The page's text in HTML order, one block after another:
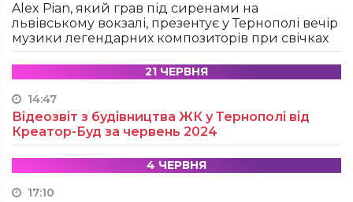
Alex Pian, який грав під сиренами на
львівському вокзалі, презентує у Тернополі вечір
музики легендарних композиторів при свічках
21 ЧЕРВНЯ
14:47
Відеозвіт з будівництва ЖК у Тернополі від
Креатор-Буд за червень 2024
4 ЧЕРВНЯ
17:10